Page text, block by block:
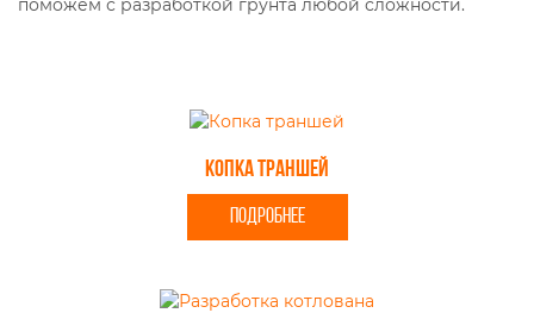
поможем с разработкой грунта любой сложности.
Копка траншей
ПОДРОБНЕЕ